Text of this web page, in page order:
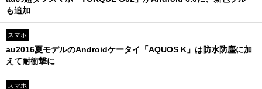
も追加
スマホ
au2016夏モデルのAndroidケータイ「AQUOS K」は防水防塵に加
えて耐衝撃に
スマホ